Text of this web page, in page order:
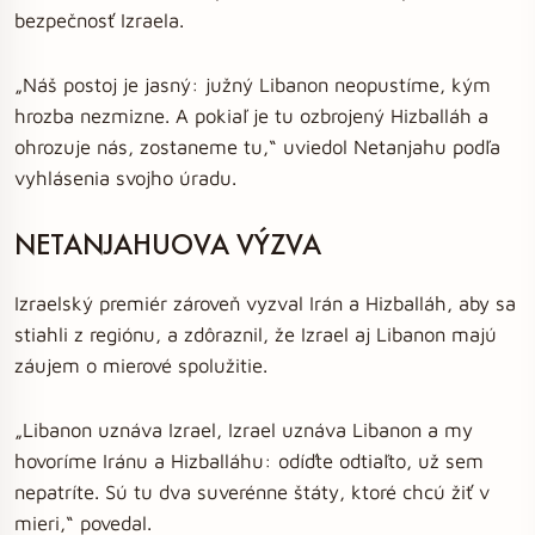
bezpečnosť Izraela.
„Náš postoj je jasný: južný Libanon neopustíme, kým
hrozba nezmizne. A pokiaľ je tu ozbrojený Hizballáh a
ohrozuje nás, zostaneme tu,“ uviedol Netanjahu podľa
vyhlásenia svojho úradu.
NETANJAHUOVA VÝZVA
Izraelský premiér zároveň vyzval Irán a Hizballáh, aby sa
stiahli z regiónu, a zdôraznil, že Izrael aj Libanon majú
záujem o mierové spolužitie.
„Libanon uznáva Izrael, Izrael uznáva Libanon a my
hovoríme Iránu a Hizballáhu: odíďte odtiaľto, už sem
nepatríte. Sú tu dva suverénne štáty, ktoré chcú žiť v
mieri,“ povedal.